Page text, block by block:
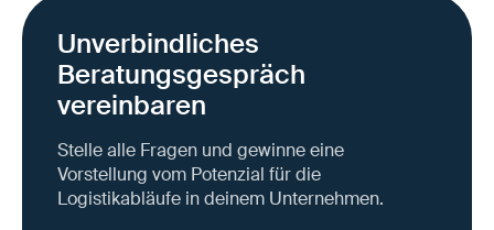
Unverbindliches
Beratungsgespräch
vereinbaren
Stelle alle Fragen und gewinne eine
Vorstellung vom Potenzial für die
Logistikabläufe in deinem Unternehmen.